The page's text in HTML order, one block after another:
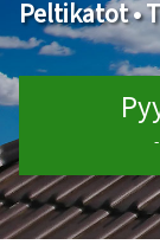
Peltikatot •